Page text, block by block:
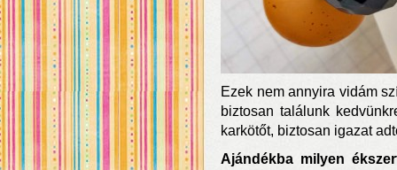
Ezek nem annyira vidám
biztosan találunk
karkötőt, biztosan igazat
Ajándékba milyen